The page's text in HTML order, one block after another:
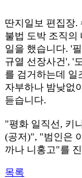
딴지일보 편집장.
불법 도박 조직의
일을 했습니다. '
규열 선장사건', '
를 검거하는데 일
자부하나 밤낮없
듣습니다.
"평화 일직선, 키
(공저)", "범인은
까나 니홍고"를
목록